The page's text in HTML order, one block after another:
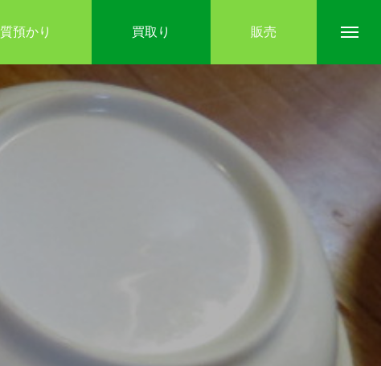
質預かり 買取り 販売